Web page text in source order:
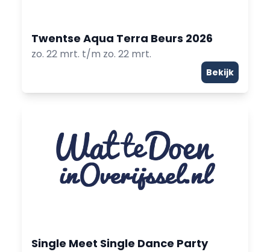
Twentse Aqua Terra Beurs 2026
zo. 22 mrt. t/m zo. 22 mrt.
Bekijk
Single Meet Single Dance Party